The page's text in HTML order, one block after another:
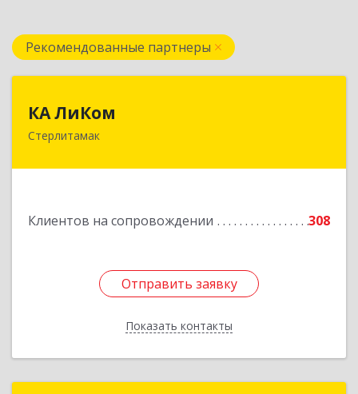
Рекомендованные партнеры
КА ЛиКом
Стерлитамак
Клиентов на сопровождении 308
Отправить заявку
Показать контакты
453115, Башкортостан Респ, г.о. город
Подробнее
Отправить заявку
Назад